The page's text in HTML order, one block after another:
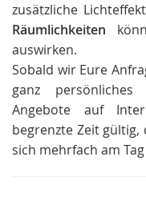
zusätzliche
Räumlichkeiten
auswirken.
Sobald wir Eure
ganz
Angebote auf
begrenzte Zeit
sich mehrfach am